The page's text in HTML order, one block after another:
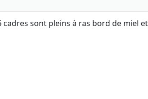
cadres sont pleins à ras bord de miel